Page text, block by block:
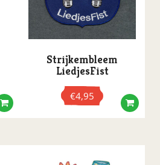
Strijkembleem
LiedjesFist
€4,95